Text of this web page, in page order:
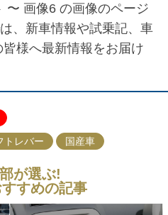
〜 画像6 の画像のページ
、新車情報や試乗記、車
様へ最新情報をお届け
トレバー 国産車
が選ぶ!
すめの記事